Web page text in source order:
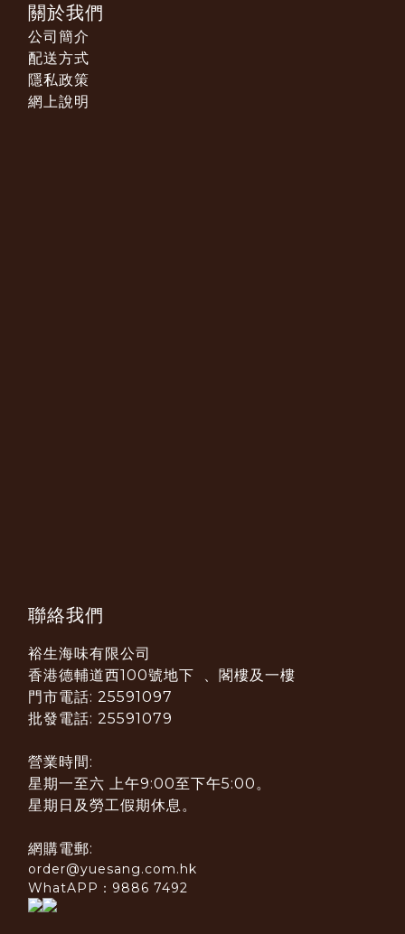
關於我們
公司簡介
配送方式
隱私政策
網上說明
聯絡我們
裕生海味有限公司
香港德輔道西100號地下 、閣樓及一樓
門市電話: 25591097
批發電話: 25591079
營業時間:
星期一至六 上午9:00至下午5:00。
星期日及勞工假期休息。
網購電郵:
order@yuesang.com.hk
WhatAPP：9886 7492